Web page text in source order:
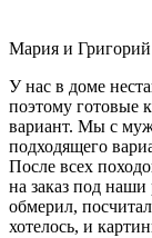
Мария и
У нас в доме
поэтому готовые
вариант. Мы с
подходящего
После всех
на заказ под
обмерил,
хотелось, и